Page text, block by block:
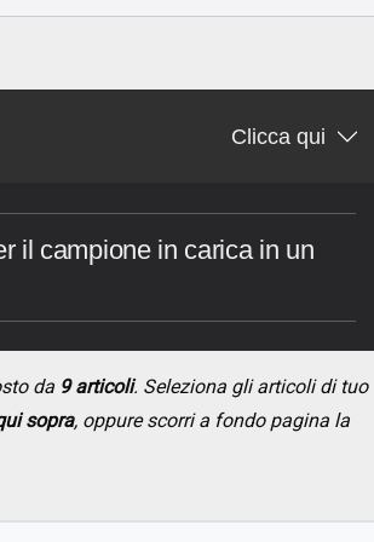
Clicca qui
il campione in carica in un
da 9 articoli. Seleziona gli articoli di tuo
sopra, oppure scorri a fondo pagina la